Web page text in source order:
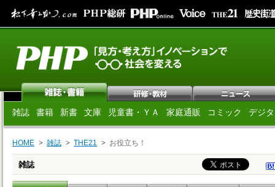
雑誌 書籍 新書 文庫 児童書・ＹＡ 家庭通販 コミック デジ
HOME 雑誌 THE21 お役立ち！
雑誌